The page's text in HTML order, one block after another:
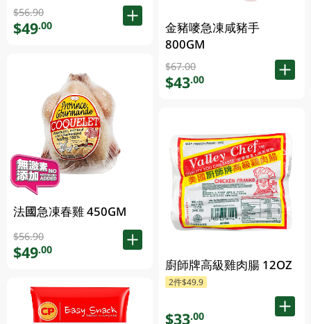
$56.90
$49.00
法國急凍春雞 450GM
$56.90
$49.00
金豬嘜急凍咸豬手
800GM
$67.00
$43.00
廚師牌高級雞肉腸 12OZ
2件$49.9
$33.00